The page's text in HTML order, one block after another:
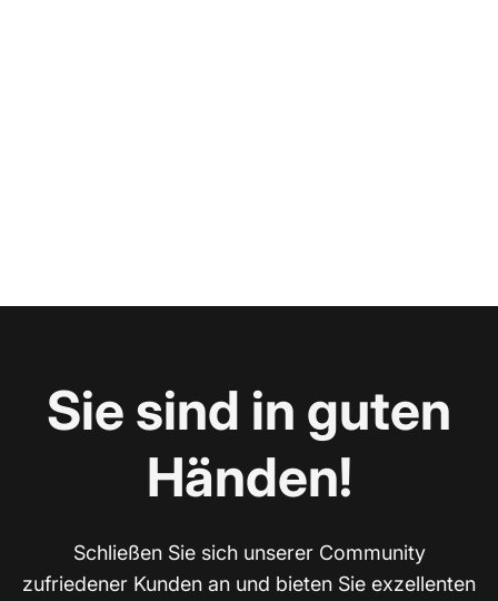
Sie sind in guten
Händen!
Schließen Sie sich unserer Community
zufriedener Kunden an und bieten Sie exzellenten